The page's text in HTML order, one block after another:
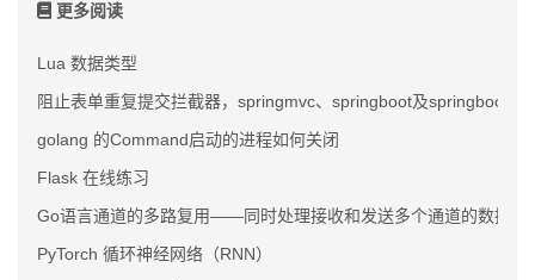
更多阅读
Lua 数据类型
阻止表单重复提交拦截器，springmvc、springboot及springboot前
golang 的Command启动的进程如何关闭
Flask 在线练习
Go语言通道的多路复用——同时处理接收和发送多个通道的数据
PyTorch 循环神经网络（RNN）